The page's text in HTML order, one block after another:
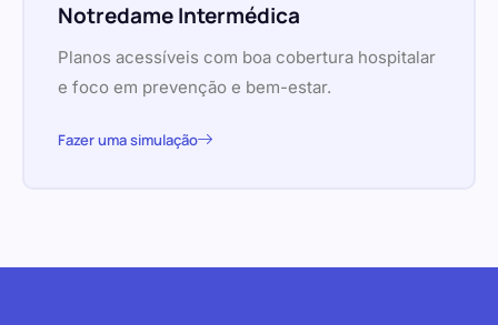
Notredame Intermédica
Planos acessíveis com boa cobertura hospitalar
e foco em prevenção e bem-estar.
Fazer uma simulação